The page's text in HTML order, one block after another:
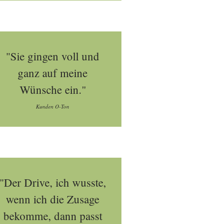
"Sie gingen voll und
ganz auf meine
Wünsche ein."
Kunden O-Ton
"Der Drive, ich wusste,
wenn ich die Zusage
bekomme, dann passt